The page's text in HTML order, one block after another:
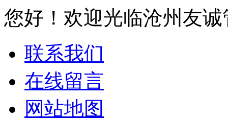
您好！欢迎光临沧州友
联系我们
在线留言
网站地图